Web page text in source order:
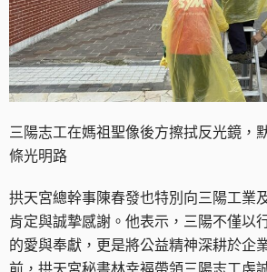
三陽志工在媽祖聖像後方擦拭反光鏡，
條光明路
拱天宮總幹事陳春發也特別向三陽工業
肯定與誠摯感謝。他表示，三陽不僅以
的愛與奉獻，更是將公益精神深耕於企
前，拱天宮秘書林幸褔帶領三陽志工虔